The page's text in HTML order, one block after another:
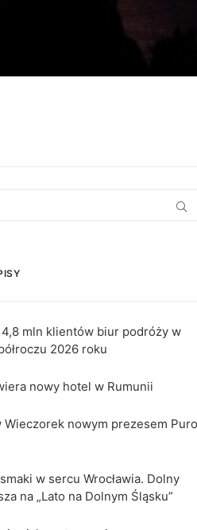
4,8 mln klientów biur podróży w
2026 roku
nowy hotel w Rumunii
Wieczorek nowym prezesem Puro
w sercu Wrocławia. Dolny
na „Lato na Dolnym Śląsku”